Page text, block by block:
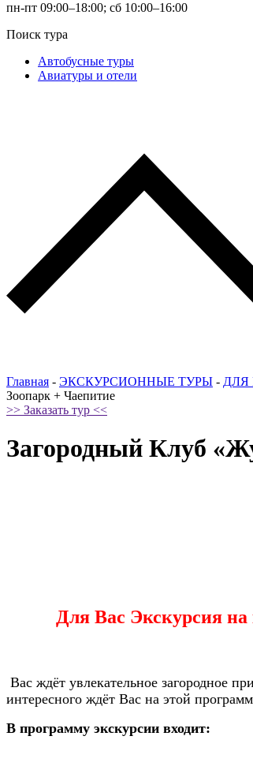
пн-пт 09:00–18:00; сб 10:00–16:00
Поиск тура
Автобусные туры
Авиатуры и отели
Главная - ЭКСКУРСИОННЫЕ ТУРЫ - ДЛЯ
Зоопарк + Чаепитие
>> Заказать тур <<
Загородный Клуб
Для Вас Экскурсия
Вас ждёт увлекательное загородное
интересного ждёт Вас на этой
В программу экскурсии входит: